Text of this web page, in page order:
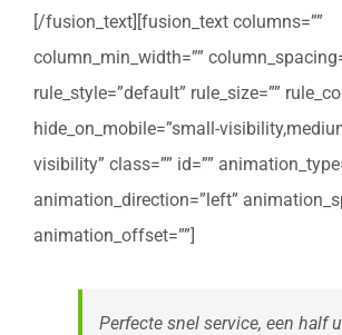
[/fusion_text][fusion_text columns=””
column_min_width=””
rule_style=”default” rule_size=””
hide_on_mobile=”small-
visibility” class=”” id=””
animation_direction=”left”
animation_offset=””]
Perfecte snel service, een half